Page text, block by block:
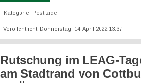
Kategorie: Pestizide
Veröffentlicht: Donnerstag, 14. April 2022 13:37
Rutschung im LEAG-
am Stadtrand von